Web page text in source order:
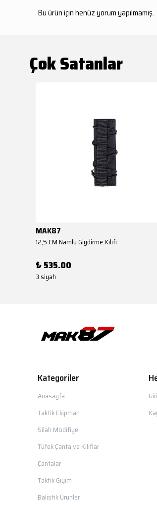
Bu ürün için henüz yorum yapılmamış.
Çok Satanlar
MAK87
12,5 CM Namlu Giydirme Kılıfı
₺ 535.00
3 siyah
Kategoriler
Anasayfa
Taktik Ekipman
Silah Modifiye
Tüfek Çanta ve Kılıflar
Çantalar
Taktik Giyim
Balistik Ürünler